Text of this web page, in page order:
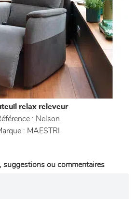
relax releveur
: Nelson
: MAESTRI
suggestions ou commentaires